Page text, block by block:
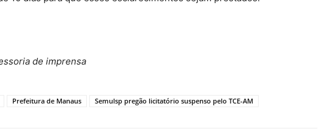
de imprensa
Prefeitura de Manaus Semulsp pregão licitatório suspenso pelo TCE-AM